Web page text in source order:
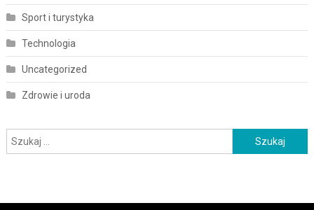
Sport i turystyka
Technologia
Uncategorized
Zdrowie i uroda
Szukaj: